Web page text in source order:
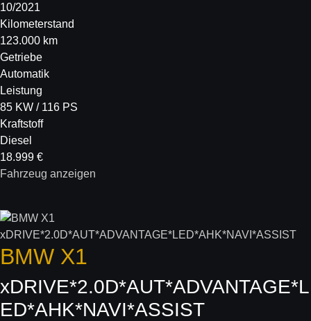
10/2021
Kilometerstand
123.000 km
Getriebe
Automatik
Leistung
85 KW / 116 PS
Kraftstoff
Diesel
18.999 €
Fahrzeug anzeigen
BMW X1
xDRIVE*2.0D*AUT*ADVANTAGE*L
ED*AHK*NAVI*ASSIST